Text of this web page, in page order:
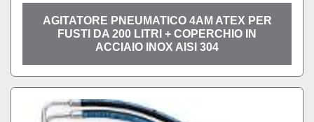
AGITATORE PNEUMATICO 4AM ATEX PER
FUSTI DA 200 LITRI + COPERCHIO IN
ACCIAIO INOX AISI 304